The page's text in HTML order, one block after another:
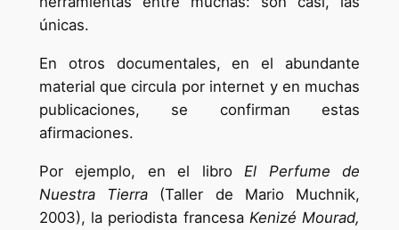
únicas.
En otros documentales, en el abundante
material que circula por internet y en muchas
publicaciones, se confirman estas
afirmaciones.
Por ejemplo, en el libro El Perfume de
Nuestra Tierra (Taller de Mario Muchnik,
2003), la periodista francesa Kenizé Mourad,